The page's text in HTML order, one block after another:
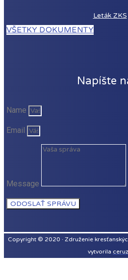
Leták ZKS
VŠETKY DOKUMENTY
Napíšte
Name
Email
Message
ODOSLAŤ SPRÁVU
Copyright © 2020 · Združenie
vytvorila